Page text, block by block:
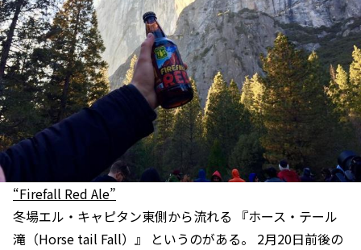
“Firefall Red Ale”
冬場エル・キャピタン東側から流れる 『ホース・テール
滝（Horse tail Fall）』 というのがある。 2月20日前後の